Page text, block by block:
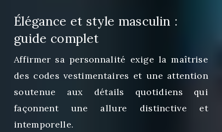
Élégance et style masculin :
guide complet
Affirmer sa personnalité exige la maîtrise
des codes vestimentaires et une attention
soutenue aux détails quotidiens qui
façonnent une allure distinctive et
intemporelle.